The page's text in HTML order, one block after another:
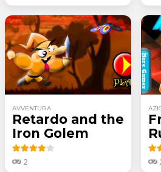
AVVENTURA
Retardo and the
Iron Golem
2